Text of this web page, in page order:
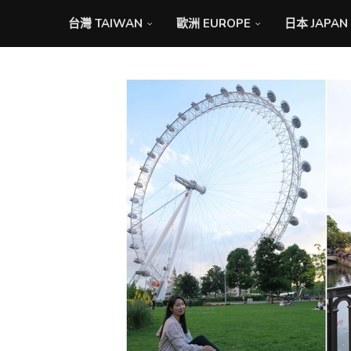
台灣 TAIWAN 歐洲 EUROPE 日本 JAPAN